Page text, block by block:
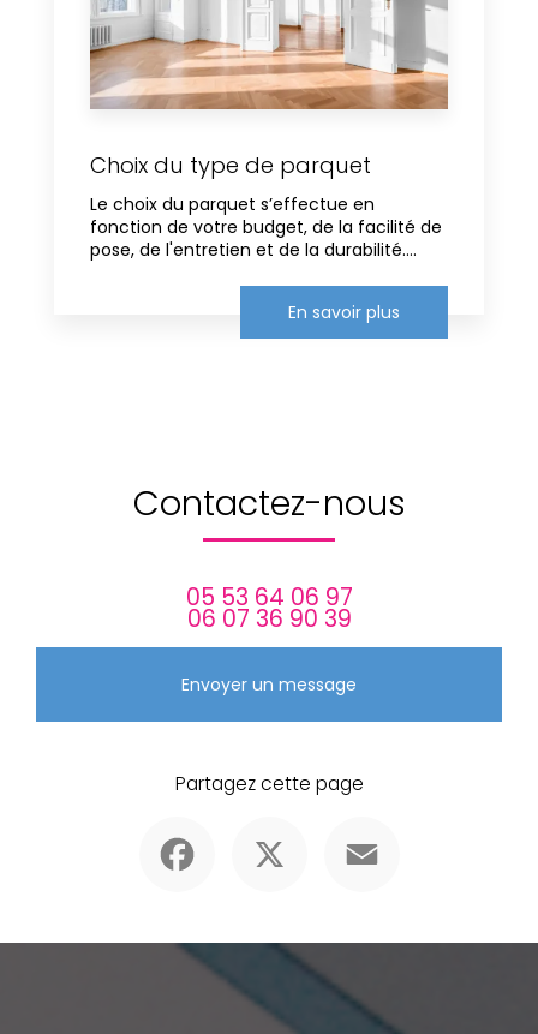
Choix du type de parquet
Le choix du parquet s’effectue en
fonction de votre budget, de la facilité de
pose, de l'entretien et de la durabilité....
En savoir plus
Contactez-nous
05 53 64 06 97
06 07 36 90 39
Envoyer un message
Partagez cette page